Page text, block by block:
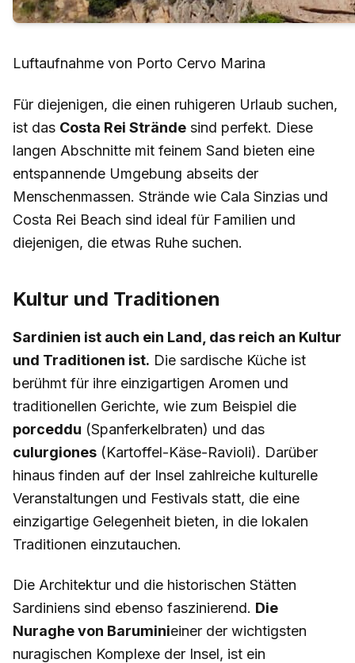
Luftaufnahme von Porto Cervo Marina
Für diejenigen, die einen ruhigeren Urlaub suchen,
ist das Costa Rei Strände sind perfekt. Diese
langen Abschnitte mit feinem Sand bieten eine
entspannende Umgebung abseits der
Menschenmassen. Strände wie Cala Sinzias und
Costa Rei Beach sind ideal für Familien und
diejenigen, die etwas Ruhe suchen.
Kultur und Traditionen
Sardinien ist auch ein Land, das reich an Kultur
und Traditionen ist. Die sardische Küche ist
berühmt für ihre einzigartigen Aromen und
traditionellen Gerichte, wie zum Beispiel die
porceddu (Spanferkelbraten) und das
culurgiones (Kartoffel-Käse-Ravioli). Darüber
hinaus finden auf der Insel zahlreiche kulturelle
Veranstaltungen und Festivals statt, die eine
einzigartige Gelegenheit bieten, in die lokalen
Traditionen einzutauchen.
Die Architektur und die historischen Stätten
Sardiniens sind ebenso faszinierend. Die
Nuraghe von Baruminieiner der wichtigsten
nuragischen Komplexe der Insel, ist ein